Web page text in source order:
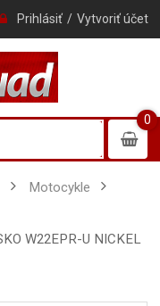
Prihlásiť Vytvoriť účet
0
0item
Motocykle